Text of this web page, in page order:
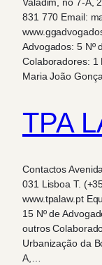
831 770 Email:
Advogados: 5 Nº
Colaboradores:
Maria João
TPA
Contactos
031 Lisboa T.
www.tpalaw.pt
15 Nº de
outros
Urbanização da
A,…